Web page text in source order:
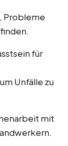
Probleme
für
Unfälle zu
mit